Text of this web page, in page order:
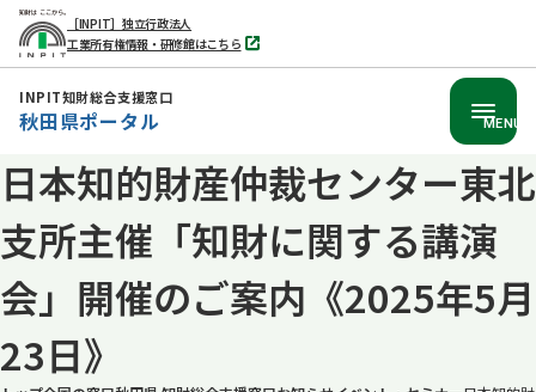
本
文
へ
動
［INPIT］独立行政法人
工業所有権情報・研修館はこちら
別
タ
INPIT知財総合支援窓口
秋田県ポータル MENU
日本知的財産仲裁センター東北
支所主催「知財に関する講演
会」開催のご案内《2025年5月
23日》